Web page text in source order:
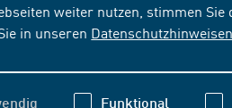
weiter nutzen, stimmen
in unseren Datenschutzhinweisen
Funktional